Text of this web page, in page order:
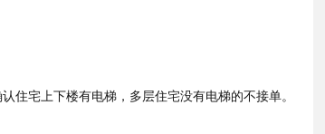
住宅上下楼有电梯，多层住宅没有电梯的不接单。